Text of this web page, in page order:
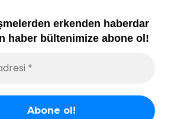
erkenden haberdar
haber bültenimize abone ol!